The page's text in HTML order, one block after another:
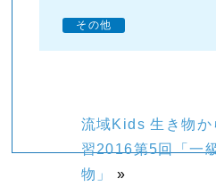
その他
流域Kids 生き物か
習2016第5回「一
物」
»